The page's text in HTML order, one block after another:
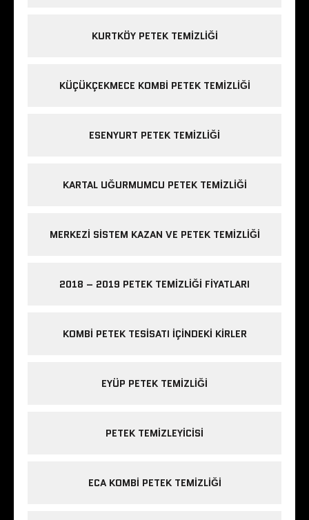
KURTKÖY PETEK TEMIZLIĞI
KÜÇÜKÇEKMECE KOMBI PETEK TEMIZLIĞI
ESENYURT PETEK TEMIZLIĞI
KARTAL UĞURMUMCU PETEK TEMIZLIĞI
MERKEZI SISTEM KAZAN VE PETEK TEMIZLIĞI
2018 – 2019 PETEK TEMIZLIĞI FIYATLARI
KOMBI PETEK TESISATI IÇINDEKI KIRLER
EYÜP PETEK TEMIZLIĞI
PETEK TEMIZLEYICISI
ECA KOMBI PETEK TEMIZLIĞI